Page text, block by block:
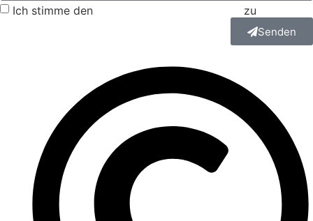
Ich stimme den zu
Senden